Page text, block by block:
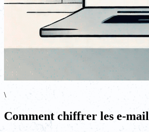
\
Comment chiffrer les e-